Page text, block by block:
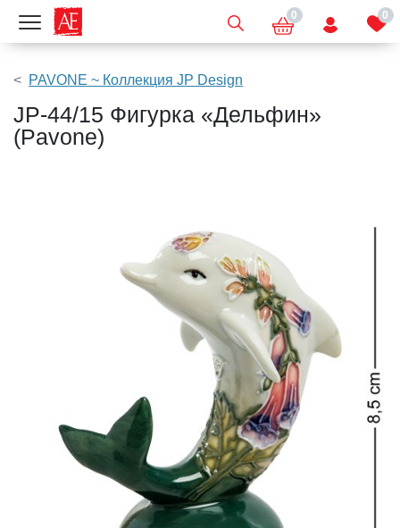
Показать меню 0 0
PAVONE ~ Коллекция JP Design
JP-44/15 Фигурка «Дельфин»
(Pavone)